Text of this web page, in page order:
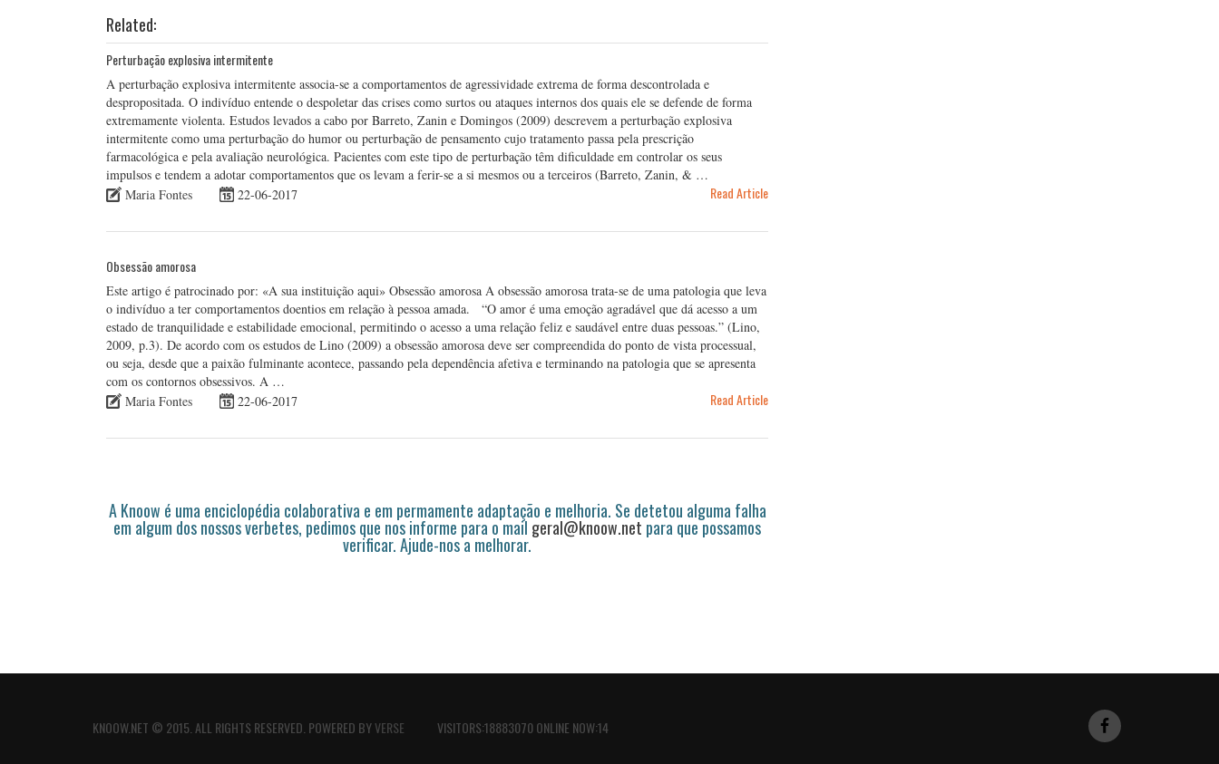
Related:
Perturbação explosiva intermitente
A perturbação explosiva intermitente associa-se a comportamentos de agressividade extrema de forma descontrolada e
despropositada. O indivíduo entende o despoletar das crises como surtos ou ataques internos dos quais ele se defende de forma
extremamente violenta. Estudos levados a cabo por Barreto, Zanin e Domingos (2009) descrevem a perturbação explosiva
intermitente como uma perturbação do humor ou perturbação de pensamento cujo tratamento passa pela prescrição
farmacológica e pela avaliação neurológica. Pacientes com este tipo de perturbação têm dificuldade em controlar os seus
impulsos e tendem a adotar comportamentos que os levam a ferir-se a si mesmos ou a terceiros (Barreto, Zanin, & …
Maria Fontes
22-06-2017 Read Article
Obsessão amorosa
Este artigo é patrocinado por: «A sua instituição aqui» Obsessão amorosa A obsessão amorosa trata-se de uma patologia que leva
o indivíduo a ter comportamentos doentios em relação à pessoa amada. “O amor é uma emoção agradável que dá acesso a um
estado de tranquilidade e estabilidade emocional, permitindo o acesso a uma relação feliz e saudável entre duas pessoas.” (Lino,
2009, p.3). De acordo com os estudos de Lino (2009) a obsessão amorosa deve ser compreendida do ponto de vista processual,
ou seja, desde que a paixão fulminante acontece, passando pela dependência afetiva e terminando na patologia que se apresenta
com os contornos obsessivos. A …
Maria Fontes
22-06-2017 Read Article
A Knoow é uma enciclopédia colaborativa e em permamente adaptação e melhoria. Se detetou alguma falha
em algum dos nossos verbetes, pedimos que nos informe para o mail geral@knoow.net para que possamos
verificar. Ajude-nos a melhorar.
KNOOW.NET © 2015. ALL RIGHTS RESERVED. POWERED BYVERSE VISITORS:18883070 ONLINE NOW:14